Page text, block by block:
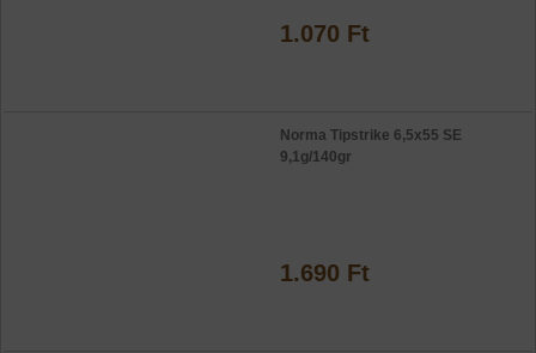
1.070 Ft
Norma Tipstrike 6,5x55 SE
9,1g/140gr
1.690 Ft